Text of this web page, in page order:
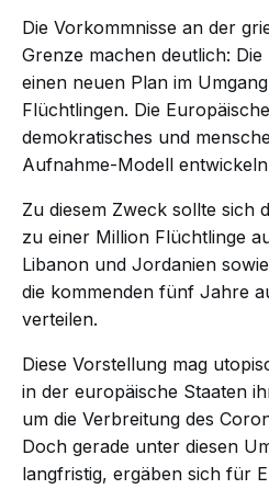
Die Vorkommnisse an der
Grenze machen deutlich:
einen neuen Plan im
Flüchtlingen. Die
demokratisches und
Aufnahme-Modell
Zu diesem Zweck sollte sich
zu einer Million Flüchtlinge
Libanon und Jordanien
die kommenden fünf Jahre
verteilen.
Diese Vorstellung mag
in der europäische Staaten
um die Verbreitung des
Doch gerade unter diesen
langfristig, ergäben sich für